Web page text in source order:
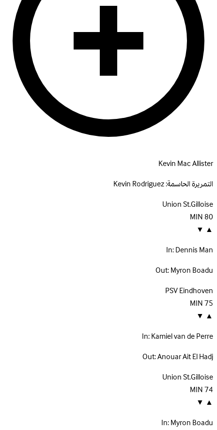
Kevin Mac Allister
التمريرة الحاسمة:Kevin Rodriguez
Union St.Gilloise
80
MIN
▲
▼
In:Dennis Man
Out:Myron Boadu
PSV Eindhoven
75
MIN
▲
▼
In:Kamiel van de Perre
Out:Anouar Ait El Hadj
Union St.Gilloise
74
MIN
▲
▼
In:Myron Boadu